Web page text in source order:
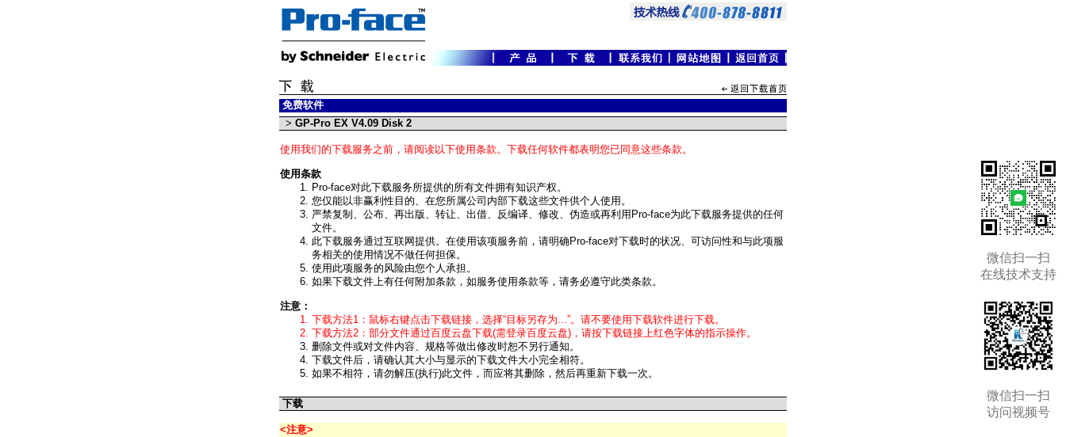
微信扫一扫
在线技术支持
微信扫一扫
访问视频号
免费软件
> GP-Pro EX V4.09 Disk 2
使用我们的下载服务之前，请阅读以下使用条款。下载任何软件都表明您已同意这些条款。
使用条款
Pro-face对此下载服务所提供的所有文件拥有知识产权。
您仅能以非赢利性目的、在您所属公司内部下载这些文件供个人使用。
严禁复制、公布、再出版、转让、出借、反编译、修改、伪造或再利用Pro-face为此下载服务提供的任何
文件。
此下载服务通过互联网提供。在使用该项服务前，请明确Pro-face对下载时的状况、可访问性和与此项服
务相关的使用情况不做任何担保。
使用此项服务的风险由您个人承担。
如果下载文件上有任何附加条款，如服务使用条款等，请务必遵守此类条款。
注意：
下载方法1：鼠标右键点击下载链接，选择“目标另存为...”。请不要使用下载软件进行下载。
下载方法2：部分文件通过百度云盘下载(需登录百度云盘)，请按下载链接上红色字体的指示操作。
删除文件或对文件内容、规格等做出修改时恕不另行通知。
下载文件后，请确认其大小与显示的下载文件大小完全相符。
如果不相符，请勿解压(执行)此文件，而应将其删除，然后再重新下载一次。
下载
<注意>